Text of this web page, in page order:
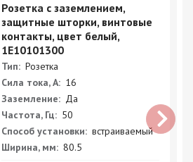
Розетка с заземлением,
защитные шторки, винтовые
контакты, цвет белый,
1E10101300
Тип: Розетка
Сила тока, А: 16
Заземление: Да
Частота, Гц: 50
Способ установки: встраиваемый
Ширина, мм: 80.5